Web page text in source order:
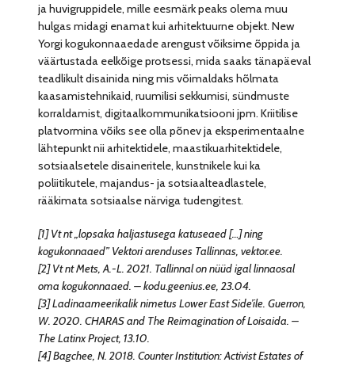
ja huvigruppidele, mille eesmärk peaks olema muu
hulgas midagi enamat kui arhitektuurne objekt. New
Yorgi kogukonnaaedade arengust võiksime õppida ja
väärtustada eelkõige protsessi, mida saaks tänapäeval
teadlikult disainida ning mis võimaldaks hõlmata
kaasamistehnikaid, ruumilisi sekkumisi, sündmuste
korraldamist, digitaalkommunikatsiooni jpm. Kriitilise
platvormina võiks see olla põnev ja eksperimentaalne
lähtepunkt nii arhitektidele, maastikuarhitektidele,
sotsiaalsetele disaineritele, kunstnikele kui ka
poliitikutele, majandus- ja sotsiaalteadlastele,
rääkimata sotsiaalse närviga tudengitest.
[1] Vt nt „lopsaka haljastusega katuseaed […] ning
kogukonnaaed” Vektori arenduses Tallinnas, vektor.ee.
[2] Vt nt Mets, A.-L. 2021. Tallinnal on nüüd igal linnaosal
oma kogukonnaaed. – kodu.geenius.ee, 23.04.
[3] Ladinaameerikalik nimetus Lower East Side’ile. Guerron,
W. 2020. CHARAS and The Reimagination of Loisaida. –
The Latinx Project, 13.10.
[4] Bagchee, N. 2018. Counter Institution: Activist Estates of